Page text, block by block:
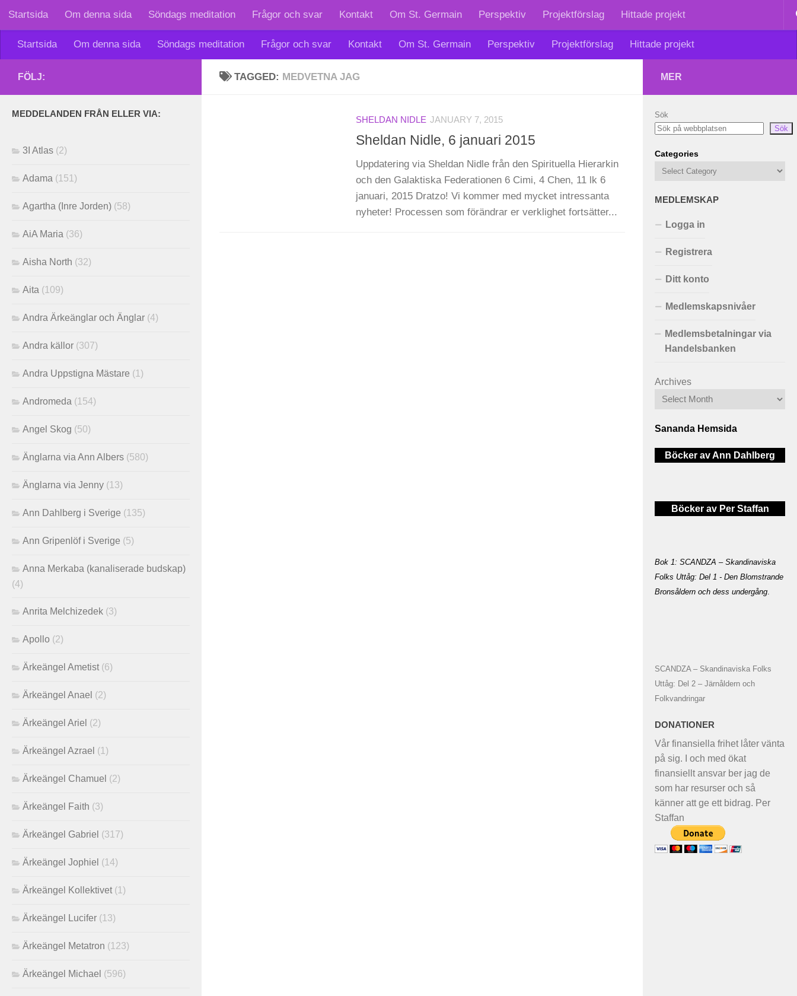
Skip to content
Startsida Om denna sida Söndags meditation Frågor och svar Kontakt Om St. Germain Perspektiv Projektförslag Hittade projekt
Startsida Om denna sida Söndags meditation Frågor och svar Kontakt Om St. Germain Perspektiv Projektförslag Hittade projekt
TAGGED: MEDVETNA JAG
SHELDAN NIDLE JANUARY 7, 2015
Sheldan Nidle, 6 januari 2015
Uppdatering via Sheldan Nidle från den Spirituella Hierarkin
och den Galaktiska Federationen 6 Cimi, 4 Chen, 11 lk 6
januari, 2015 Dratzo! Vi kommer med mycket intressanta
nyheter! Processen som förändrar er verklighet fortsätter...
FÖLJ:
MEDDELANDEN FRÅN ELLER VIA:
3I Atlas (2)
Adama (151)
Agartha (Inre Jorden) (58)
AiA Maria (36)
Aisha North (32)
Aita (109)
Andra Ärkeänglar och Änglar (4)
Andra källor (307)
Andra Uppstigna Mästare (1)
Andromeda (154)
Angel Skog (50)
Änglarna via Ann Albers (580)
Änglarna via Jenny (13)
Ann Dahlberg i Sverige (135)
Ann Gripenlöf i Sverige (5)
Anna Merkaba (kanaliserade budskap)
(4)
Anrita Melchizedek (3)
Apollo (2)
Ärkeängel Ametist (6)
Ärkeängel Anael (2)
Ärkeängel Ariel (2)
Ärkeängel Azrael (1)
Ärkeängel Chamuel (2)
Ärkeängel Faith (3)
Ärkeängel Gabriel (317)
Ärkeängel Jophiel (14)
Ärkeängel Kollektivet (1)
Ärkeängel Lucifer (13)
Ärkeängel Metatron (123)
Ärkeängel Michael (596)
MER
Sök
Sök
Categories
MEDLEMSKAP
Logga in
Registrera
Ditt konto
Medlemskapsnivåer
Medlemsbetalningar via
Handelsbanken
Archives
Sananda Hemsida
Böcker av Ann Dahlberg
Böcker av Per Staffan
Bok 1: SCANDZA – Skandinaviska
Folks Uttåg: Del 1 - Den Blomstrande
Bronsåldern och dess undergång.
SCANDZA – Skandinaviska Folks
Uttåg: Del 2 – Järnåldern och
Folkvandringar
DONATIONER
Vår finansiella frihet låter vänta
på sig. I och med ökat
finansiellt ansvar ber jag de
som har resurser och så
känner att ge ett bidrag. Per
Staffan